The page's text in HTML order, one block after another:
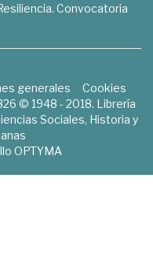
Convocatoria
generales
Cookies
© 1948 - 2018. Librería
Sociales, Historia y
OPTYMA